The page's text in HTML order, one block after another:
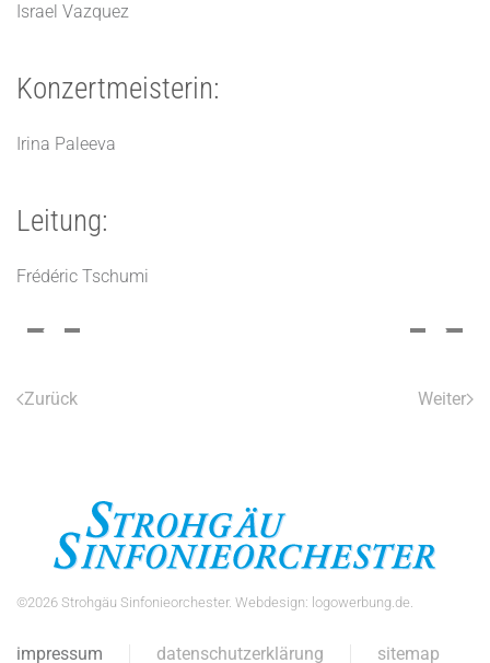
Israel Vazquez
Konzertmeisterin:
Irina Paleeva
Leitung:
Frédéric Tschumi
Zurück Weiter
©2026 Strohgäu Sinfonieorchester. Webdesign: logowerbung.de.
impressum datenschutzerklärung sitemap